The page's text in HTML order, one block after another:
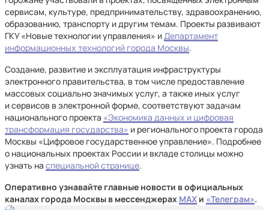
сервисам, культуре, предпринимательству, здравоохранению,
образованию, транспорту и другим темам. Проекты развивают
ГКУ «Новые технологии управления» иДепартамент
информационных технологий города Москвы.
Создание, развитие и эксплуатация инфраструктуры
электронного правительства, в том числе предоставление
массовых социально значимых услуг, а также иных услуг
и сервисов в электронной форме, соответствуют задачам
национального проекта «Экономика данных и цифровая
трансформация государства» и регионального проекта города
Москвы «Цифровое государственное управление». Подробнее
о национальных проектах России и вкладе столицы можно
узнать на специальной странице.
Оперативно узнавайте главные новости в официальных
каналах города Москвы в мессенджерах MAX и «Телеграм».